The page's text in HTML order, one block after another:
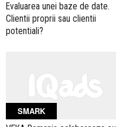
Evaluarea unei baze de date.
Clientii proprii sau clientii
potentiali?
SMARK